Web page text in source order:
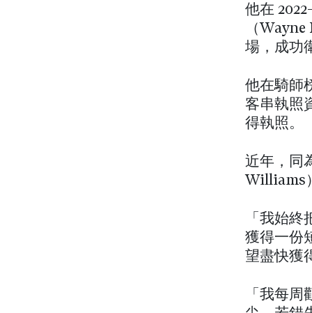
他在
（
場，成功
他在騎師
客串執照
得執照。
近年，同
Williams
「我始
獲得一份
望盡快獲
「我每